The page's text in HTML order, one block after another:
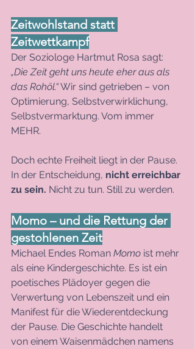
Zeitwohlstand statt
Zeitwettkampf
Der Soziologe Hartmut Rosa sagt:
„Die Zeit geht uns heute eher aus als
das Rohöl.“ Wir sind getrieben – von
Optimierung, Selbstverwirklichung,
Selbstvermarktung. Vom immer
MEHR.
Doch echte Freiheit liegt in der Pause.
In der Entscheidung, nicht erreichbar
zu sein. Nicht zu tun. Still zu werden.
Momo – und die Rettung der
gestohlenen Zeit
Michael Endes Roman Momo ist mehr
als eine Kindergeschichte. Es ist ein
poetisches Plädoyer gegen die
Verwertung von Lebenszeit und ein
Manifest für die Wiederentdeckung
der Pause. Die Geschichte handelt
von einem Waisenmädchen namens